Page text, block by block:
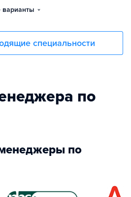
варианты
специальности
по
по